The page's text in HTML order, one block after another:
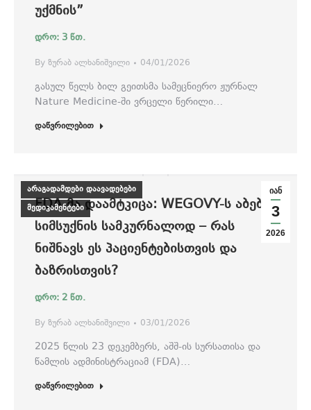
ᲣᲥᲛᲜᲘᲡ”
By ზურაბ ალხანიშვილი 04/01/2026
გასულ წელს ბილ გეითსმა სამეცნიერო ჟურნალ
Nature Medicine-ში ვრცელი წერილი…
დაწვრილებით
იან
3
2026
არაგადამდები დაავადებები
მედიკამენტები
FDA-ᲛᲐ ᲓᲐᲐᲛᲢᲙᲘᲪᲐ: WEGOVY-Ს ᲐᲑᲔᲑᲘ
ᲡᲘᲛᲡᲣᲥᲜᲘᲡ ᲡᲐᲛᲙᲣᲠᲜᲐᲚᲝᲓ – ᲠᲐᲡ
ᲜᲘᲨᲜᲐᲕᲡ ᲔᲡ ᲞᲐᲪᲘᲔᲜᲢᲔᲑᲘᲡᲗᲕᲘᲡ ᲓᲐ
ᲑᲐᲖᲠᲘᲡᲗᲕᲘᲡ?
By ზურაბ ალხანიშვილი 03/01/2026
2025 წლის 23 დეკემბერს, აშშ-ის სურსათისა და
წამლის ადმინისტრაციამ (FDA)…
დაწვრილებით